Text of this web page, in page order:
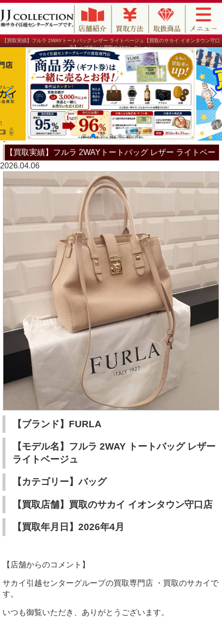
【買取実績】フルラ 2WAYトートバッグ レザー ライトベージュ【買取のサカイ イオンタウン守口
店】｜ブランド買取のJJコレクション
【買取実績】フルラ 2WAYトートバッグ レザー ライトベー
2026.04.06
【ブランド】FURLA
【モデル名】フルラ 2WAY トートバッグ レザー
ライトベージュ
【カテゴリー】バッグ
【買取店舗】買取のサカイ イオンタウン守口店
【買取年月日】2026年4月
【店舗からのコメント】
サカイ引越センターグループの買取専門店 ・買取のサカイで
す。
いつも御覧いただき、ありがとうございます。